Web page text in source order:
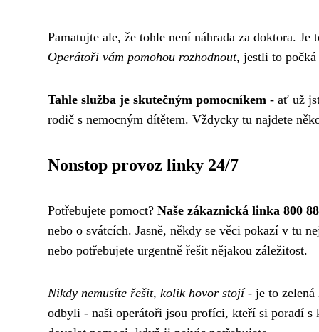
Pamatujte ale, že tohle není náhrada za doktora.
Operátoři vám pomohou rozhodnout, jestli to počká
Tahle služba je skutečným pomocníkem - ať už
rodič s nemocným dítětem. Vždycky tu najdete
Nonstop provoz linky 24/7
Potřebujete pomoct? Naše zákaznická linka 800
nebo o svátcích. Jasně, někdy se věci pokazí v tu
nebo potřebujete urgentně řešit nějakou záležitost.
Nikdy nemusíte řešit, kolik hovor stojí- je to zelená
odbyli - naši operátoři jsou profíci, kteří si poradí s